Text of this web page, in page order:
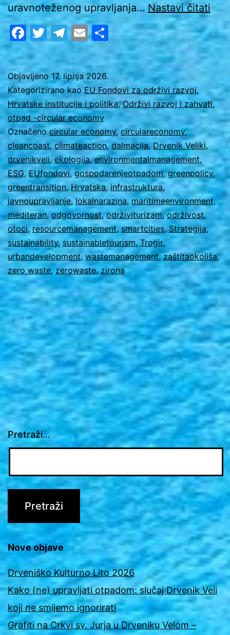
uravnoteženog upravljanja… Nastavi čitati
(ne)
Veli
koji
ne
Facebook
Twitter
Telegram
EmailShare
Objavljeno 17. lipnja 2026.
Kategorizirano kao EU Fondovi za održivi razvoj,
Hrvatske institucije i politika,Održivi razvoj i zahvati,
otpad -circular economy
Označenocircular economy, circulareconomy,
cleancoast,climateaction, dalmacija,Drvenik Veliki,
drvenikveli, ekologija,environmentalmanagement,
ESG,EUfondovi,gospodarenjeotpadom,greenpolicy,
greentransition,Hrvatska, infrastruktura,
javnoupravljanje, lokalnarazina,maritimeenvironment,
mediteran,odgovornost,održiviturizam,održivost,
otoci,resourcemanagement,smartcities,Strategija,
sustainability, sustainabletourism,Trogir,
urbandevelopment, wastemanagement,zaštitaokoliša,
zero waste,zerowaste,zirona
Pretraži…
Nove objave
Drveniško Kulturno Lito 2026
Kako (ne) upravljati otpadom: slučaj Drvenik Veli
koji ne smijemo ignorirati
Grafiti na Crkvi sv. Jurja u Drveniku Velom –